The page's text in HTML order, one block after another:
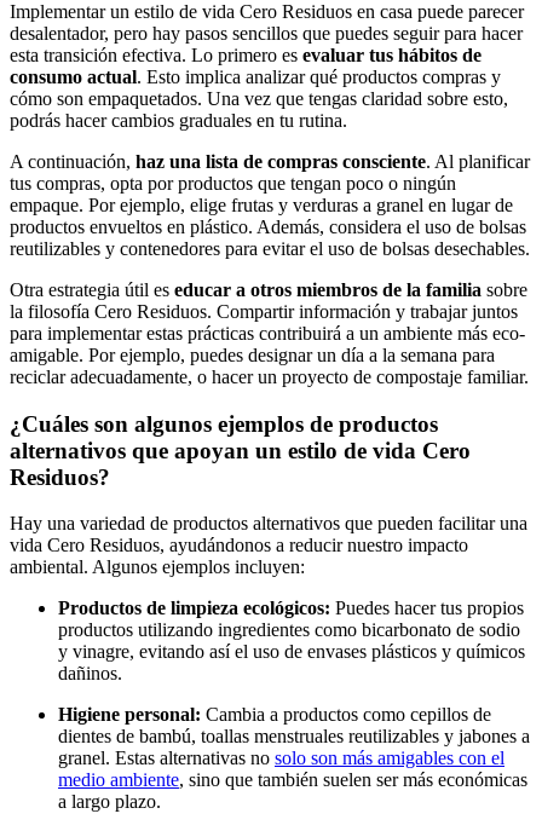
Implementar un estilo de vida Cero Residuos en casa puede parecer
desalentador, pero hay pasos sencillos que puedes seguir para hacer
esta transición efectiva. Lo primero es evaluar tus hábitos de
consumo actual. Esto implica analizar qué productos compras y
cómo son empaquetados. Una vez que tengas claridad sobre esto,
podrás hacer cambios graduales en tu rutina.
A continuación, haz una lista de compras consciente. Al planificar
tus compras, opta por productos que tengan poco o ningún
empaque. Por ejemplo, elige frutas y verduras a granel en lugar de
productos envueltos en plástico. Además, considera el uso de bolsas
reutilizables y contenedores para evitar el uso de bolsas desechables.
Otra estrategia útil es educar a otros miembros de la familia sobre
la filosofía Cero Residuos. Compartir información y trabajar juntos
para implementar estas prácticas contribuirá a un ambiente más eco-
amigable. Por ejemplo, puedes designar un día a la semana para
reciclar adecuadamente, o hacer un proyecto de compostaje familiar.
¿Cuáles son algunos ejemplos de productos
alternativos que apoyan un estilo de vida Cero
Residuos?
Hay una variedad de productos alternativos que pueden facilitar una
vida Cero Residuos, ayudándonos a reducir nuestro impacto
ambiental. Algunos ejemplos incluyen:
Productos de limpieza ecológicos: Puedes hacer tus propios
productos utilizando ingredientes como bicarbonato de sodio
y vinagre, evitando así el uso de envases plásticos y químicos
dañinos.
Higiene personal: Cambia a productos como cepillos de
dientes de bambú, toallas menstruales reutilizables y jabones a
granel. Estas alternativas no solo son más amigables con el
medio ambiente, sino que también suelen ser más económicas
a largo plazo.